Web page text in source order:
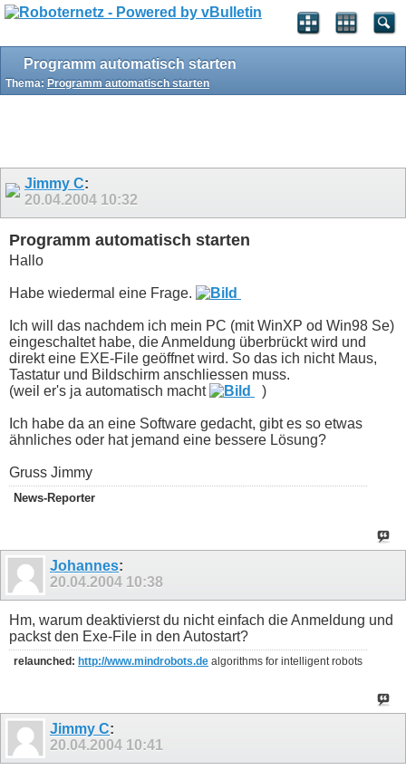
Programm automatisch starten
Thema: Programm automatisch starten
Jimmy C:
20.04.2004 10:32
Programm automatisch starten
Hallo
Habe wiedermal eine Frage.
Ich will das nachdem ich mein PC (mit WinXP od Win98 Se)
eingeschaltet habe, die Anmeldung überbrückt wird und
direkt eine EXE-File geöffnet wird. So das ich nicht Maus,
Tastatur und Bildschirm anschliessen muss.
(weil er's ja automatisch macht
)
Ich habe da an eine Software gedacht, gibt es so etwas
ähnliches oder hat jemand eine bessere Lösung?
Gruss Jimmy
News-Reporter
Johannes:
20.04.2004 10:38
Hm, warum deaktivierst du nicht einfach die Anmeldung und
packst den Exe-File in den Autostart?
relaunched: http://www.mindrobots.de algorithms for intelligent robots
Jimmy C:
20.04.2004 10:41